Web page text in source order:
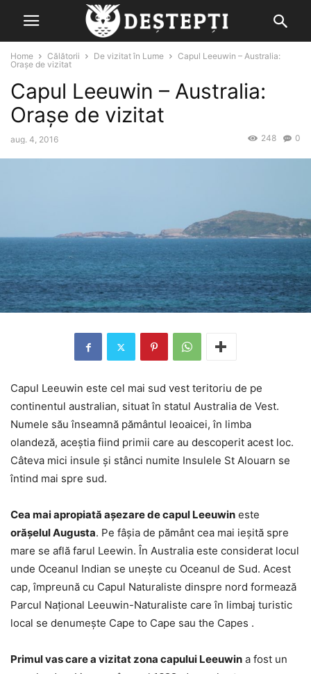
Home Călătorii De vizitat în Lume
Capul Leeuwin – Australia:
Orașe de vizitat
Capul Leeuwin – Australia:
Orașe de vizitat
aug. 4, 2016 0
248
Capul Leeuwin este cel mai sud vest teritoriu de pe
continentul australian, situat în statul Australia de Vest.
Numele său înseamnă pământul leoaicei, în limba
olandeză, aceștia fiind primii care au descoperit acest loc.
Câteva mici insule și stânci numite Insulele St Alouarn se
întind mai spre sud.
Cea mai apropiată așezare de capul Leeuwin este
orășelul Augusta. Pe fâșia de pământ cea mai ieșită spre
mare se află farul Leewin. În Australia este considerat locul
unde Oceanul Indian se unește cu Oceanul de Sud. Acest
cap, împreună cu Capul Naturaliste dinspre nord formează
Parcul Național Leeuwin-Naturaliste care în limbaj turistic
local se denumește Cape to Cape sau the Capes .
Primul vas care a vizitat zona capului Leeuwin a fost un